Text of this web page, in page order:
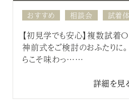
おすすめ 相談会 試着
【初見学でも安心】複数試
神前式をご検討のおふたりに
らこそ味わっ……
詳細を見